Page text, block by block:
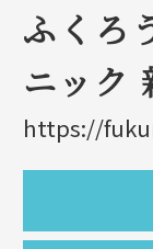
ふくろ
ニック
https://